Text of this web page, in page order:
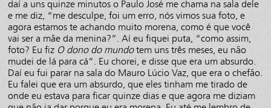
daí a uns quinze minutos o Paulo José me chama na sala dele
e me diz, “me desculpe, foi um erro, nós vimos sua foto, e
agora estamos te achando muito morena, como é que você
vai ser a mãe da menina?”. Aí eu fiquei puta, “como assim,
foto? Eu fiz O dono do mundotem uns três meses, eu não
mudei de lá para cá”. Eu chorei, e disse que era um absurdo.
Daí eu fui parar na sala do Mauro Lúcio Vaz, que era o chefão.
Eu falei que era um absurdo, que eles tinham me tirado de
onde eu estava para ficar quinze dias e que agora me diziam